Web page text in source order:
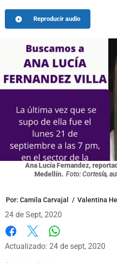
Reproducir audio
Ana Lucía Fernandez,
Medellín. Foto: Cortesía,
Por: Camila Carvajal / Valentina
24 de Sept, 2020
Facebook
X
Actualizado: 24 de sept, 2020